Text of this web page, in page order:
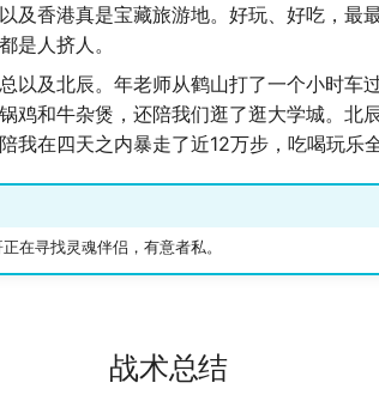
及香港真是宝藏旅游地。好玩、好吃，最
是人挤人。
以及北辰。年老师从鹤山打了一个小时车
鸡和牛杂煲，还陪我们逛了逛大学城。北
我在四天之内暴走了近12万步，吃喝玩乐
在寻找灵魂伴侣，有意者私。
战术总结